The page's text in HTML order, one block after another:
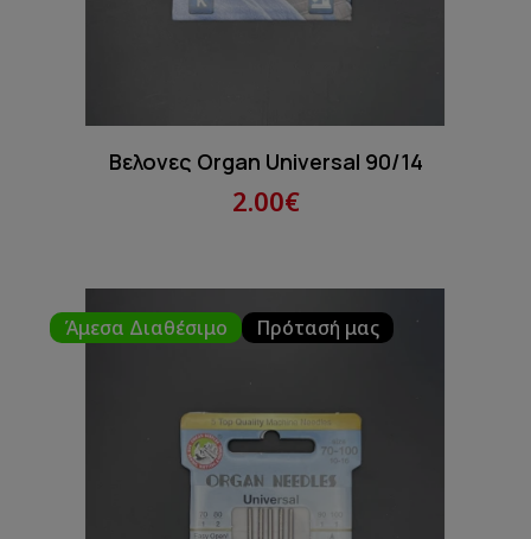
Βελονες Organ Universal 90/14
2.00€
Άμεσα Διαθέσιμο Πρότασή μας